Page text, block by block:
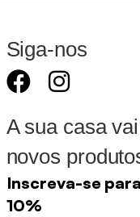
Siga-nos
A sua casa
novos
Inscreva-se
10%